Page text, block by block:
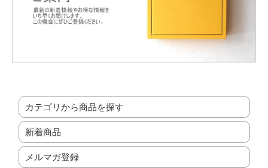
カテゴリから商品を探す
新着商品
メルマガ登録